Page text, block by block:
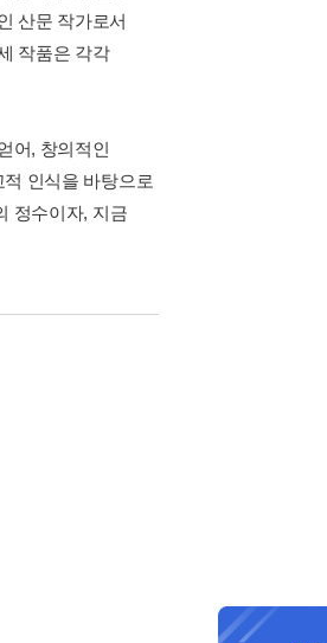
산문 작가로서
작품은 각각
어, 창의적인
인식을 바탕으로
정수이자, 지금